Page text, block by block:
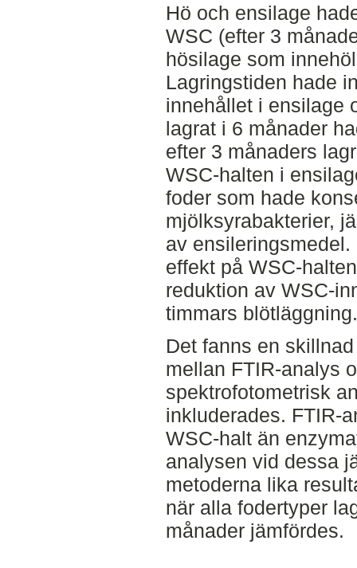
Hö och ensilage
WSC (efter 3
hösilage som
Lagringstiden hade
innehållet i ensilage
lagrat i 6 månader
efter 3 månaders
WSC-halten i
foder som hade
mjölksyrabakterier,
av
effekt på WSC-
reduktion av WSC-
timmars blötläggning.
Det fanns en
mellan FTIR-analys
spektrofotometrisk
inkluderades. FTIR-
WSC-halt än
analysen vid dessa
metoderna lika
när alla fodertyper
månader jämfördes.